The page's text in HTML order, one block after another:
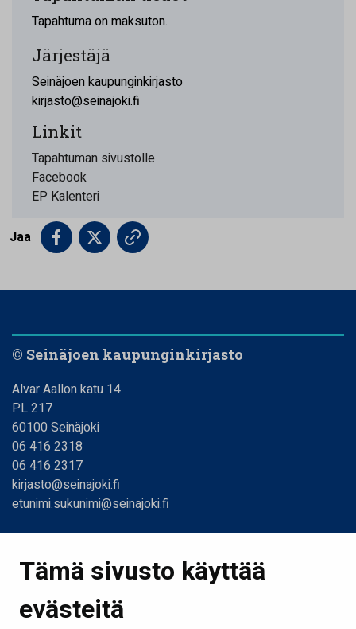
Tämä sivusto käyttää
evästeitä
Tapahtuma on maksuton.
Järjestäjä
Seinäjoen kaupunginkirjasto
kirjasto@seinajoki.fi
Linkit
Tapahtuman sivustolle
Facebook
EP Kalenteri
Jaa
© Seinäjoen kaupunginkirjasto
Alvar Aallon katu 14
PL 217
60100 Seinäjoki
06 416 2318
06 416 2317
kirjasto@seinajoki.fi
etunimi.sukunimi@seinajoki.fi
Kirjastot ja aukioloajat